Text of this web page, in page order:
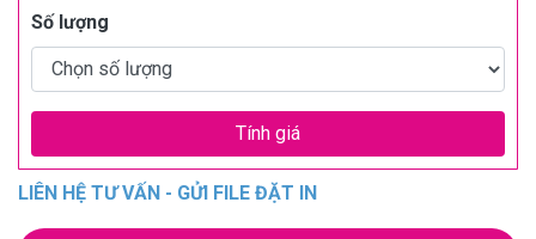
Số lượng
Tính giá
LIÊN HỆ TƯ VẤN - GỬI FILE ĐẶT IN